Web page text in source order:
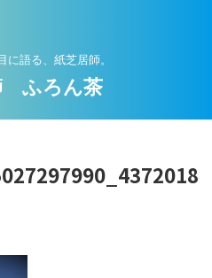
に語る、紙芝居師。
ふろん茶